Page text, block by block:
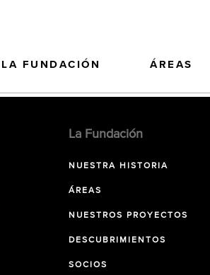
LA FUNDACIÓN ÁREAS
La Fundación
NUESTRA HISTORIA
ÁREAS
NUESTROS PROYECTOS
DESCUBRIMIENTOS
SOCIOS